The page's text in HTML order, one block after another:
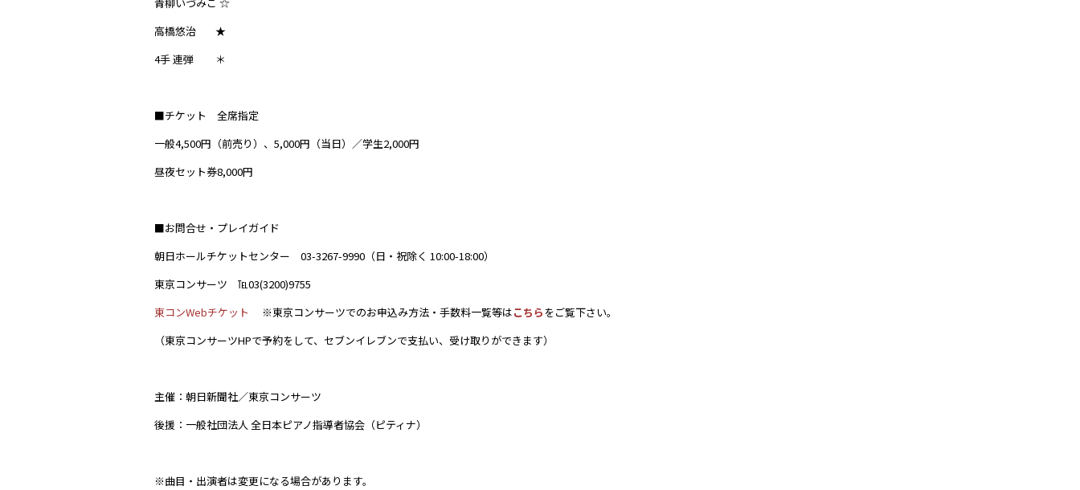
高橋悠治 ★
4手 連弾 ＊
■チケット 全席指定
一般4,500円（前売り）、5,000円（当日）／学生2,000円
昼夜セット券8,000円
■お問合せ・プレイガイド
朝日ホールチケットセンター 03-3267-9990（日・祝除く 10:00-18:00）
東京コンサーツ ℡03(3200)9755
東コンWebチケット
※東京コンサーツでのお申込み方法・手数料一覧等はこちらをご覧下さい。
（東京コンサーツHPで予約をして、セブンイレブンで支払い、受け取りができます）
主催：朝日新聞社／東京コンサーツ
後援：一般社団法人 全日本ピアノ指導者協会（ピティナ）
※曲目・出演者は変更になる場合があります。